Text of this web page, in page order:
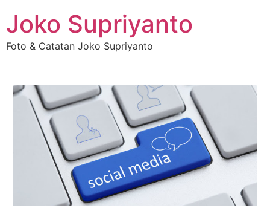
Joko Supriyanto
Foto & Catatan Joko Supriyanto